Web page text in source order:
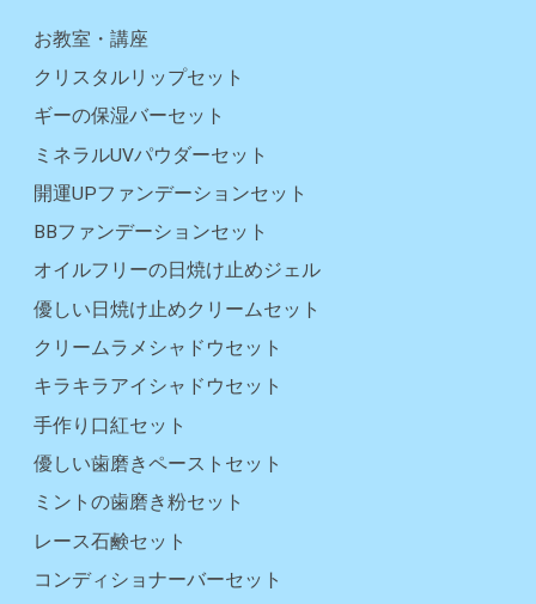
お教室・講座
クリスタルリップセット
ギーの保湿バーセット
ミネラルUVパウダーセット
開運UPファンデーションセット
BBファンデーションセット
オイルフリーの日焼け止めジェル
優しい日焼け止めクリームセット
クリームラメシャドウセット
キラキラアイシャドウセット
手作り口紅セット
優しい歯磨きペーストセット
ミントの歯磨き粉セット
レース石鹸セット
コンディショナーバーセット